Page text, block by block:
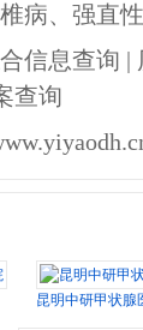
病、强直
信息查询 |
查询
昆明中研甲状腺